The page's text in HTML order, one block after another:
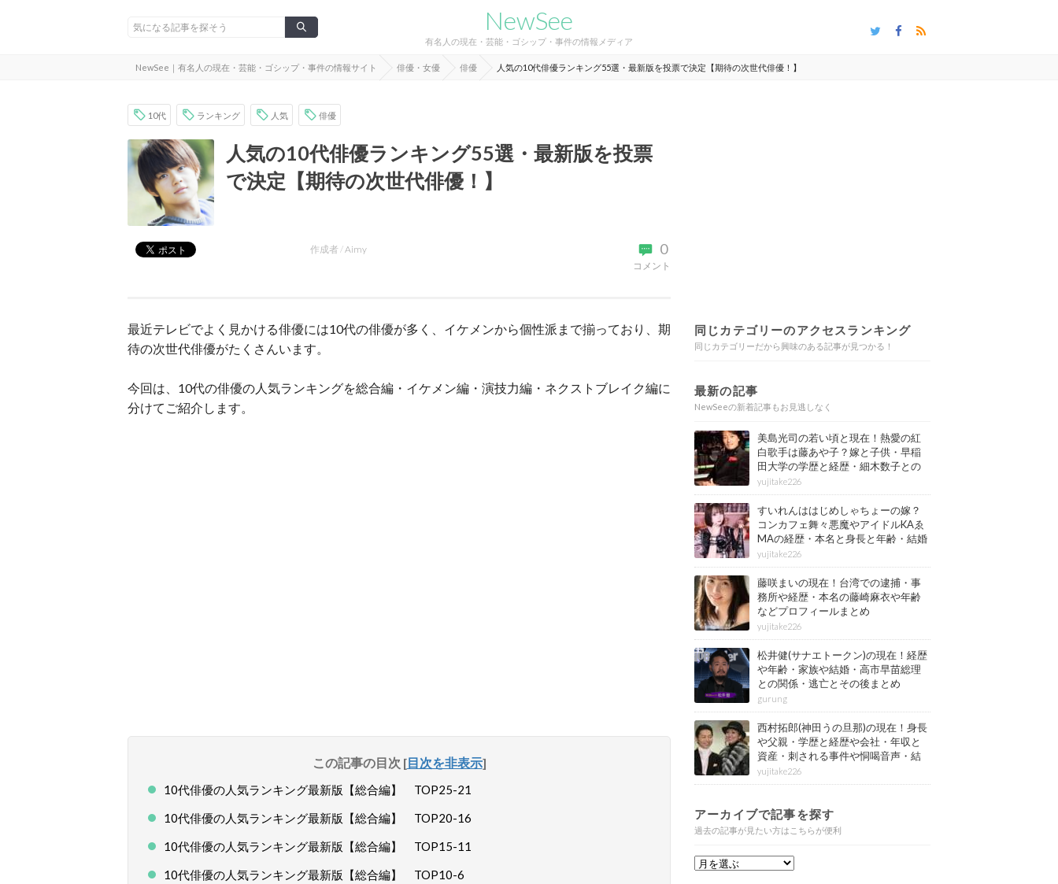
NewSee
有名人の現在・芸能・ゴシップ・事件の情報メディア
NewSee｜有名人の現在・芸能・ゴシップ・事件の情報サイト 俳優・女優 俳優 人気の10代俳優ランキング55選・最新版を投票で決定【期待の次世代俳優！】
10代 ランキング 人気 俳優
人気の10代俳優ランキング55選・最新版を投票
で決定【期待の次世代俳優！】
0
コメント
作成者 /Aimy
最近テレビでよく見かける俳優には10代の俳優が多く、イケメンから個性派まで揃っており、期
待の次世代俳優がたくさんいます。
今回は、10代の俳優の人気ランキングを総合編・イケメン編・演技力編・ネクストブレイク編に
分けてご紹介します。
この記事の目次 [目次を非表示]
10代俳優の人気ランキング最新版【総合編】 TOP25-21
10代俳優の人気ランキング最新版【総合編】 TOP20-16
10代俳優の人気ランキング最新版【総合編】 TOP15-11
10代俳優の人気ランキング最新版【総合編】 TOP10-6
同じカテゴリーのアクセスランキング
同じカテゴリーだから興味のある記事が見つかる！
最新の記事
NewSeeの新着記事もお見逃しなく
美島光司の若い頃と現在！熱愛の紅
白歌手は藤あや子？嫁と子供・早稲
田大学の学歴と経歴・細木数子との
確執もまとめ
yujitake226
すいれんははじめしゃちょーの嫁？
コンカフェ舞々悪魔やアイドルKAゑ
MAの経歴・本名と身長と年齢・結婚
情報もまとめ
yujitake226
藤咲まいの現在！台湾での逮捕・事
務所や経歴・本名の藤崎麻衣や年齢
などプロフィールまとめ
yujitake226
松井健(サナエトークン)の現在！経歴
や年齢・家族や結婚・高市早苗総理
との関係・逃亡とその後まとめ
gurung
西村拓郎(神田うの旦那)の現在！身長
や父親・学歴と経歴や会社・年収と
資産・刺される事件や恫喝音声・結
婚と子供や自宅・脳梗塞の病気もま
とめ
yujitake226
アーカイブで記事を探す
過去の記事が見たい方はこちらが便利